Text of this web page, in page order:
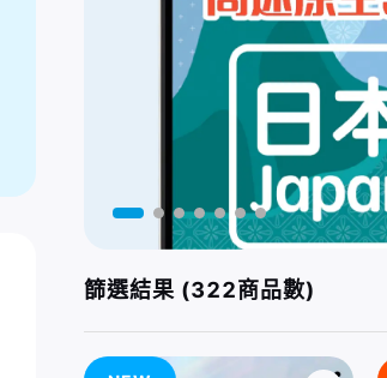
篩選結果 (322商品數)